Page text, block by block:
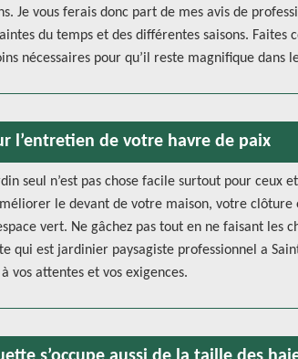
Je vous ferais donc part de mes avis de
du temps et des différentes saisons.
nécessaires pour qu’il reste magnifique dans
l’entretien de votre havre de paix
seul n’est pas chose facile surtout pour ceux
le devant de votre maison, votre
vert. Ne gâchez pas tout en ne faisant les
qui est jardinier paysagiste professionnel a
vos attentes et vos exigences.